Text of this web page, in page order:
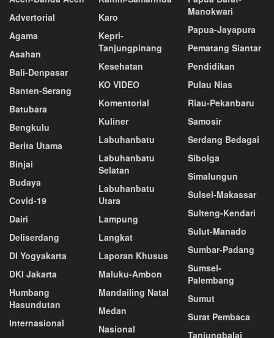
Advertorial
Agama
Asahan
Bali-Denpasar
Banten-Serang
Batubara
Bengkulu
Berita Utama
Binjai
Budaya
Covid-19
Dairi
Deliserdang
DI Yogyakarta
DKI Jakarta
Humbang
Hasundutan
Internasional
Karo
Kepri-
Tanjungpinang
Kesehatan
KO VIDEO
Komentorial
Kuliner
Labuhanbatu
Labuhanbatu
Selatan
Labuhanbatu
Utara
Lampung
Langkat
Laporan Khusus
Maluku-Ambon
Mandailing Natal
Medan
Nasional
Manokwari
Papua-Jayapura
Pematang Siantar
Pendidikan
Pulau Nias
Riau-Pekanbaru
Samosir
Serdang Bedagai
Sibolga
Simalungun
Sulsel-Makassar
Sulteng-Kendari
Sulut-Manado
Sumbar-Padang
Sumsel-
Palembang
Sumut
Surat Pembaca
Tanjungbalai